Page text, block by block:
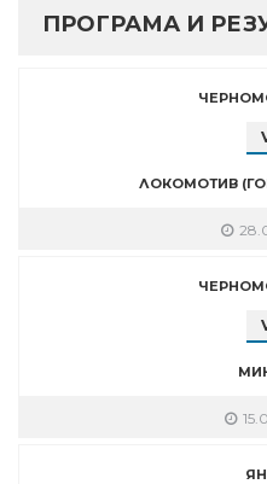
ПРОГРАМА И
ЛОКОМОТИВ